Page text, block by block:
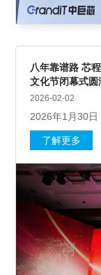
八年靠谱路 芯
文化节闭幕式圆
2026-02-02
2026年1月30日
年会暨首届靠谱
了解更多